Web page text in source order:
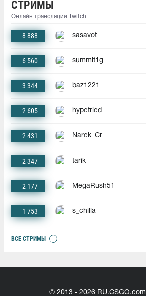
СТРИМЫ
Онлайн трансляции Twitch
8 888 sasavot
6 560 summit1g
3 344 baz1221
2 605 hypetried
2 431 Narek_Cr
2 347 tarik
2 177 MegaRush51
1 753 s_chilla
ВСЕ СТРИМЫ
© 2013 - 2026 RU.CSGO.com